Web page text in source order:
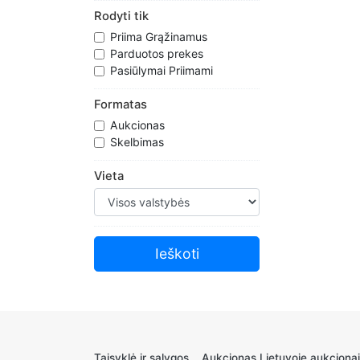
Rodyti tik
Priima Grąžinamus
Parduotos prekes
Pasiūlymai Priimami
Formatas
Aukcionas
Skelbimas
Vieta
Taisyklė ir sąlygos Aukcionas Lietuvoje